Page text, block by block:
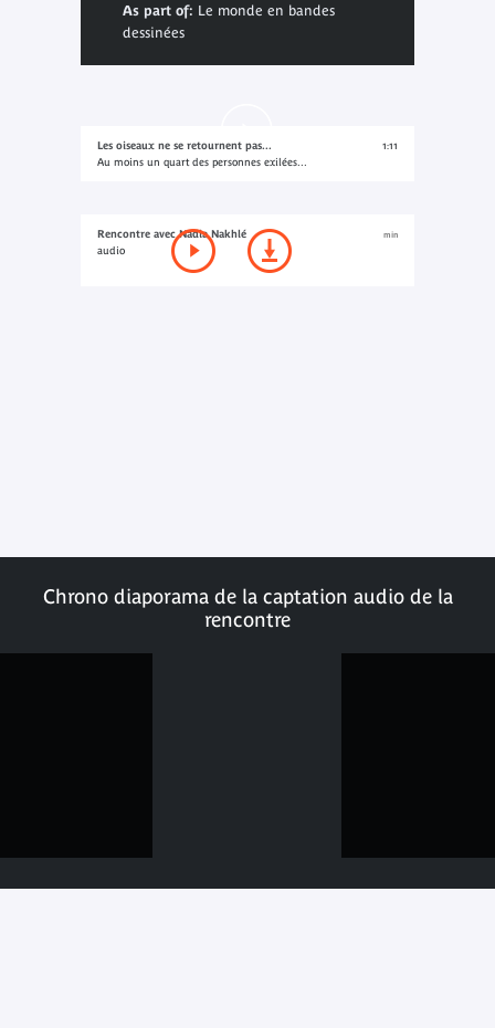
As part of: Le monde en bandes
dessinées
Les oiseaux ne se retournent pas...
Au moins un quart des personnes exilées...
1:11
Rencontre avec Nadia Nakhlé
audio
min
Chrono diaporama de la captation audio de la
rencontre